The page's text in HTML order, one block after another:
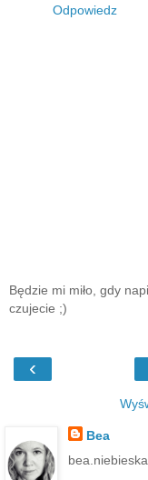
Odpowiedz
Będzie mi miło, gdy
czujecie ;)
‹
Bea